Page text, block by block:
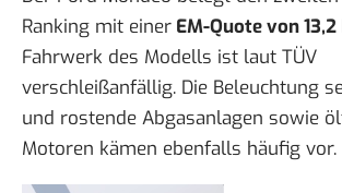
Ranking mit einer EM-Quote von
Fahrwerk des Modells ist laut TÜV
verschleißanfällig. Die Beleuchtung
und rostende Abgasanlagen sowie
Motoren kämen ebenfalls häufig vor.